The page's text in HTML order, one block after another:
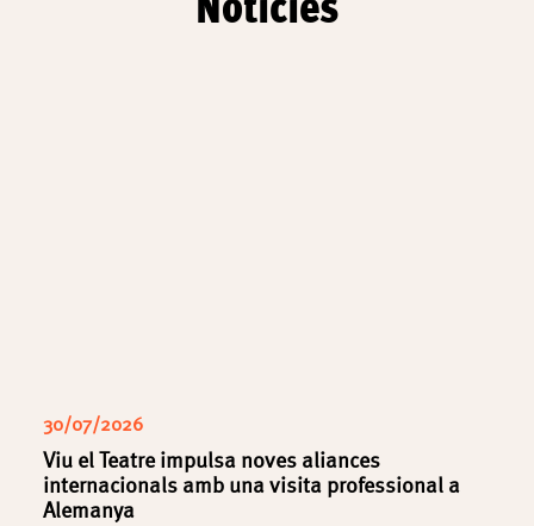
30/07/2026
Viu el Teatre impulsa noves aliances
internacionals amb una visita professional a
Alemanya